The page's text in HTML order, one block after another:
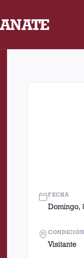
Fecha 7.
FECHA
Domingo,
CONDICIÓN
Visitante